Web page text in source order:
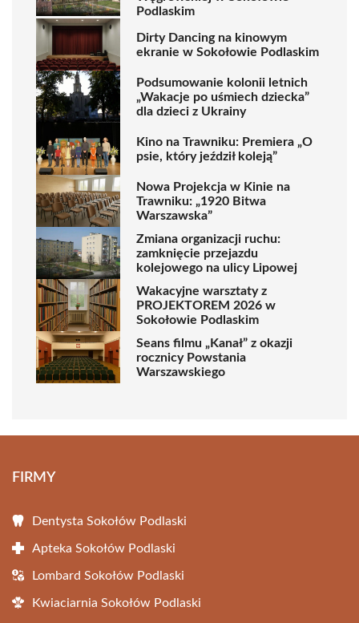
Podlaskim
Dirty Dancing na kinowym
ekranie w Sokołowie Podlaskim
Podsumowanie kolonii letnich
„Wakacje po uśmiech dziecka”
dla dzieci z Ukrainy
Kino na Trawniku: Premiera „O
psie, który jeździł koleją”
Nowa Projekcja w Kinie na
Trawniku: „1920 Bitwa
Warszawska”
Zmiana organizacji ruchu:
zamknięcie przejazdu
kolejowego na ulicy Lipowej
Wakacyjne warsztaty z
PROJEKTOREM 2026 w
Sokołowie Podlaskim
Seans filmu „Kanał” z okazji
rocznicy Powstania
Warszawskiego
FIRMY
Dentysta Sokołów Podlaski
Apteka Sokołów Podlaski
Lombard Sokołów Podlaski
Kwiaciarnia Sokołów Podlaski